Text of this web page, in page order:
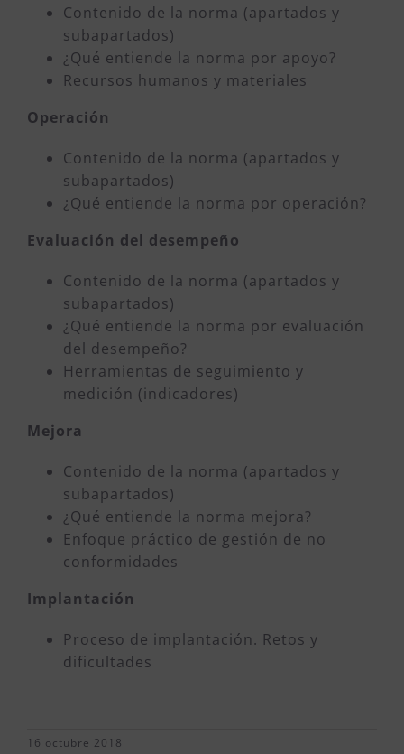
Contenido de la norma (apartados y
subapartados)
¿Qué entiende la norma por apoyo?
Recursos humanos y materiales
Operación
Contenido de la norma (apartados y
subapartados)
¿Qué entiende la norma por operación?
Evaluación del desempeño
Contenido de la norma (apartados y
subapartados)
¿Qué entiende la norma por evaluación
del desempeño?
Herramientas de seguimiento y
medición (indicadores)
Mejora
Contenido de la norma (apartados y
subapartados)
¿Qué entiende la norma mejora?
Enfoque práctico de gestión de no
conformidades
Implantación
Proceso de implantación. Retos y
dificultades
16 octubre 2018